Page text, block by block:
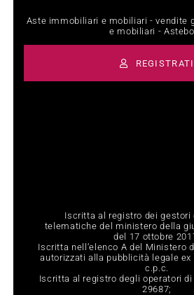
Aste immobiliari e mobiliari - vendite
e mobiliari -
REGISTRATI
Iscritta al registro dei gestori
telematiche del ministero della
del 17 ottobre
Iscritta nell‘elenco A del Ministero
autorizzati alla pubblicità legale
c.p.c.
Iscritta al registro degli operatori di
29687;